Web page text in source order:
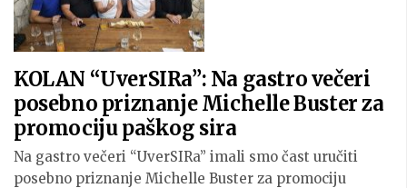
KOLAN “UverSIRa”: Na gastro večeri
posebno priznanje Michelle Buster za
promociju paškog sira
Na gastro večeri “UverSIRa” imali smo čast uručiti
posebno priznanje Michelle Buster za promociju